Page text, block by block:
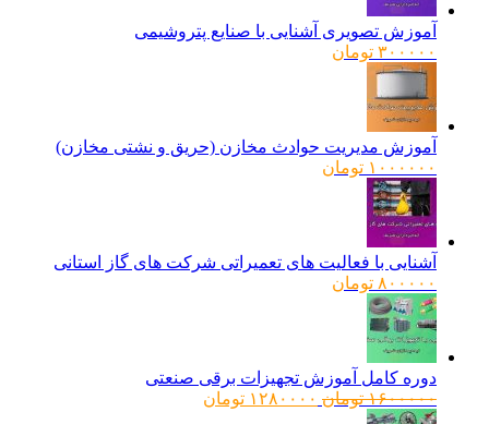
آموزش تصویری آشنایی با صنایع پتروشیمی
۳۰۰۰۰۰ تومان
آموزش مدیریت حوادث مخازن (حریق و نشتی مخازن)
۱۰۰۰۰۰۰ تومان
آشنایی با فعالیت های تعمیراتی شرکت های گاز استانی
۸۰۰۰۰۰ تومان
دوره کامل آموزش تجهیزات برقی صنعتی
۱۶۰۰۰۰۰ تومانقیمت
۱۲۸۰۰۰۰ تومانقیمت